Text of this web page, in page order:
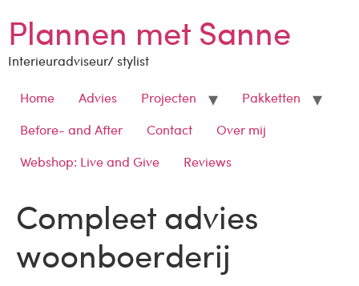
Plannen met Sanne
Interieuradviseur/ stylist
Home Advies Projecten
Pakketten
Before- and After
Contact
Over mij
Webshop: Live and Give
Reviews
Compleet advies
woonboerderij